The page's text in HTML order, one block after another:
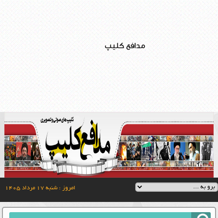
مدافع کلیپ
امروز : شنبه ۱۷ مرداد ۱۴۰۵